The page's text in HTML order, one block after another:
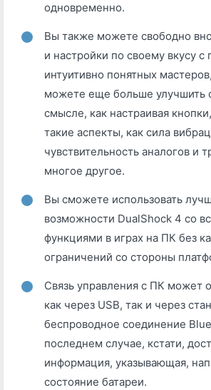
одновременно.
Вы также можете свободно
и настройки по своему вкусу
интуитивно понятных
можете еще больше улучшить
смысле, как настраивая
такие аспекты, как сила
чувствительность аналогов и
многое другое.
Вы сможете использовать
возможности DualShock 4 со
функциями в играх на ПК без
ограничений со стороны
Связь управления с ПК может
как через USB, так и через
беспроводное соединение
последнем случае, кстати,
информация, указывающая,
состояние батареи.